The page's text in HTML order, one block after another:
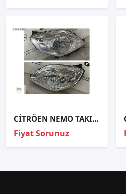
CİTRÖEN NEMO TAKIM FAR ORJİNAL
Fiyat Sorunuz